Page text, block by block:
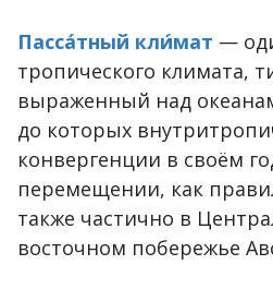
Пасса́тный кли́мат —
тропического климата,
выраженный над
до которых
конвергенции в своём
перемещении, как
также частично в
восточном побережье